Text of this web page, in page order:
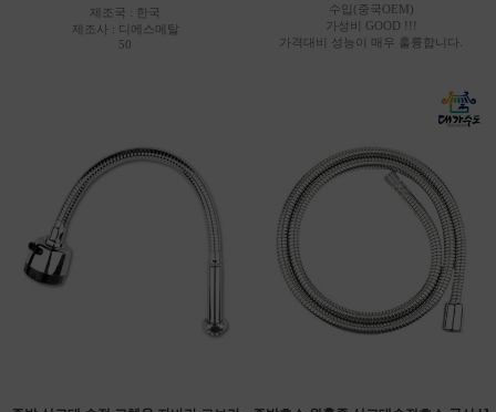
제조국 : 한국
제조사 : 디에스메탈
50
수입(중국OEM)
가성비 GOOD !!!
가격대비 성능이 매우 훌륭합니다.